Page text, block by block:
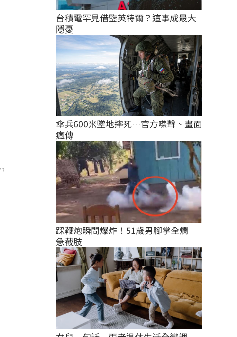
台積電罕見借鑒英特爾？這事成最大
隱憂
傘兵600米墜地摔死…官方噤聲、畫面
瘋傳
踩鞭炮瞬間爆炸！51歲男腳掌全爛
急截肢